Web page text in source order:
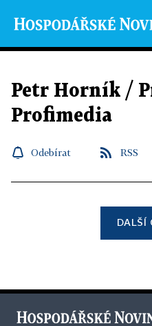
Petr Horník /
Profimedia
Odebírat RSS
DALŠÍ